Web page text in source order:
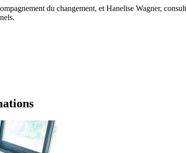
du changement, et Hanelise Wagner,